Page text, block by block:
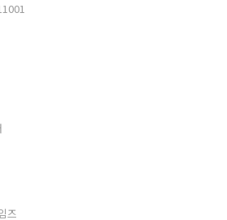
즈